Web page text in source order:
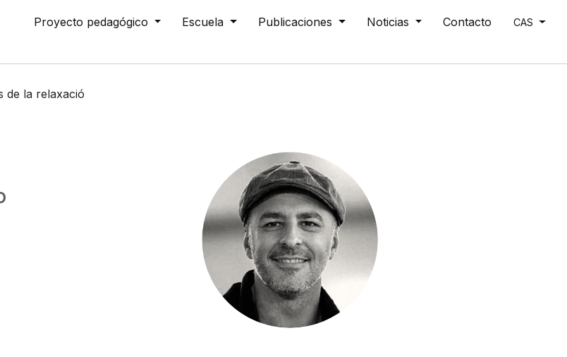
Proyecto pedagógico Escuela Publicaciones Noticias Contacto CAS
de la relaxació